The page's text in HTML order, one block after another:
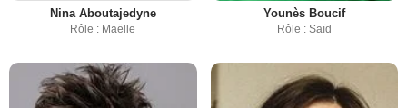
Nina Aboutajedyne
Rôle : Maëlle
Younès Boucif
Rôle : Saïd